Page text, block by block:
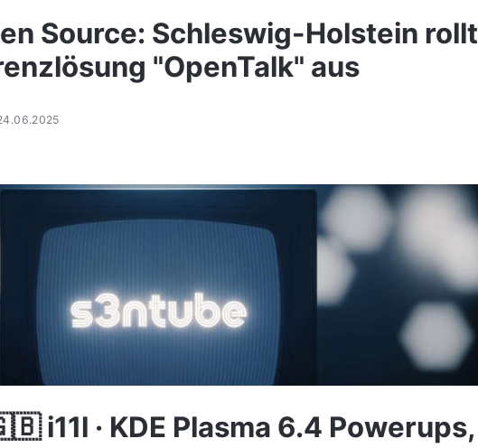
Source: Schleswig-Holstein rollt
"OpenTalk" aus
i11l · KDE Plasma 6.4 Powerups,